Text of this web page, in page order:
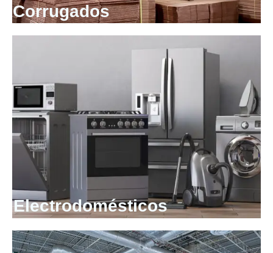
Corrugados
Electrodomésticos